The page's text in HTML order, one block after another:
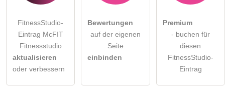
FitnessStudio-
Eintrag McFIT
Fitnessstudio
aktualisieren
oder verbessern
Bewertungen
auf der eigenen
Seite
einbinden
Premium
- buchen für
diesen
FitnessStudio-
Eintrag